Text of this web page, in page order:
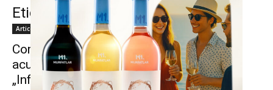
Etichetă: principii jurnalistice
Articole
Comunicat. Aeroportul Iași răspunde
acuzațiilor aduse într-un ziar național:
„Informaţiile sunt...